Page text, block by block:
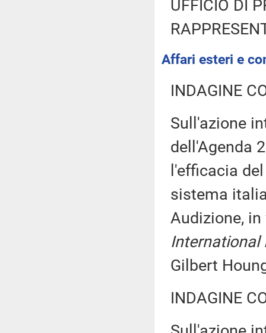
UFFICIO DI
Affari esteri e
INDAGINE
Sull'azione
dell'Agenda
l'efficacia
sistema
Audizione,
International
Gilbert
INDAGINE